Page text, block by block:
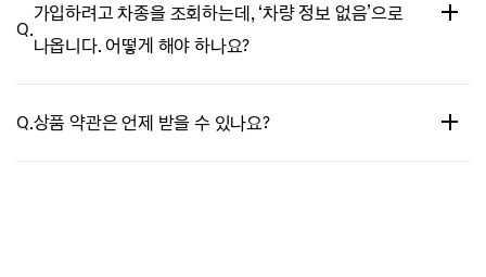
* 제네시스 부티크 고객센터에서는 가입·결제·취소·환불·홈페이지 이용
방법 관련 내용만 안내받으실 수 있습니다.
· 어슈어런트코리아 고객센터 1670-0187
Q.
가입하려고 차종을 조회하는데, ‘차량 정보 없음’으로
나옵니다. 어떻게 해야 하나요?
차종’으로 설정되어 있는지 확인해 주세요.
Q.상품 약관은 언제 받을 수 있나요?